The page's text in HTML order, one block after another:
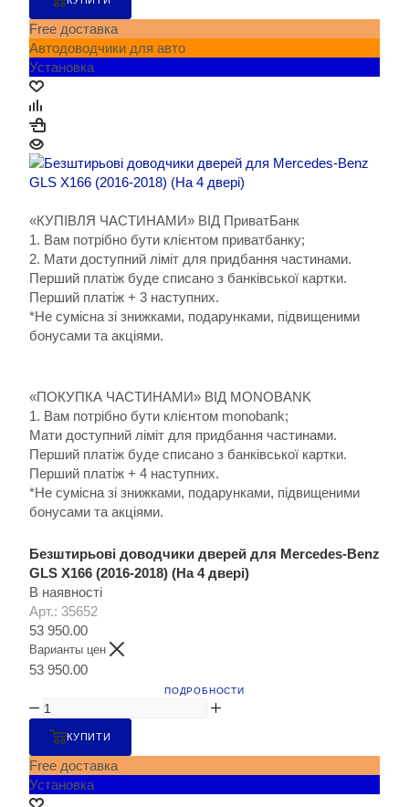
Free доставка
Автодоводчики для авто
Установка
«КУПІВЛЯ ЧАСТИНАМИ» ВІД ПриватБанк
1. Вам потрібно бути клієнтом приватбанку;
2. Мати доступний ліміт для придбання частинами.
Перший платіж буде списано з банківської картки.
Перший платіж + 3 наступних.
*Не сумісна зі знижками, подарунками, підвищеними
бонусами та акціями.
«ПОКУПКА ЧАСТИНАМИ» ВІД MONOBANK
1. Вам потрібно бути клієнтом monobank;
Мати доступний ліміт для придбання частинами.
Перший платіж буде списано з банківської картки.
Перший платіж + 4 наступних.
*Не сумісна зі знижками, подарунками, підвищеними
бонусами та акціями.
Безштирьові доводчики дверей для Mercedes-Benz
GLS X166 (2016-2018) (На 4 двері)
В наявності
Арт.: 35652
53 950.00
Варианты цен
53 950.00
ПОДРОБНОСТИ
КУПИТИ
Free доставка
Установка